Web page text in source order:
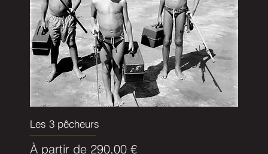
Les 3 pêcheurs
À partir de 290,00 €
Prix promotionnel